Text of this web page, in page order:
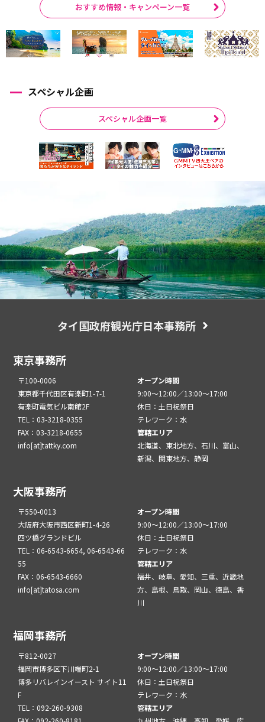
おすすめ情報・キャンペーン一覧
スペシャル企画
スペシャル企画一覧
タイ国政府観光庁日本事務所
東京事務所
〒100-0006
東京都千代田区有楽町1-7-1
有楽町電気ビル南館2F
TEL：03-3218-0355
FAX：03-3218-0655
info[at]tattky.com
オープン時間
9:00～12:00／13:00～17:00
休日：土日祝祭日
テレワーク：水
管轄エリア
北海道、東北地方、石川、富山、
新潟、関東地方、静岡
大阪事務所
〒550-0013
大阪府大阪市西区新町1-4-26
四ツ橋グランドビル
TEL：06-6543-6654, 06-6543-66
55
FAX：06-6543-6660
info[at]tatosa.com
オープン時間
9:00～12:00／13:00～17:00
休日：土日祝祭日
テレワーク：水
管轄エリア
福井、岐阜、愛知、三重、近畿地
方、島根、鳥取、岡山、徳島、香
川
福岡事務所
〒812-0027
福岡市博多区下川端町2-1
博多リバレインイースト サイト11
F
TEL：092-260-9308
オープン時間
9:00～12:00／13:00～17:00
休日：土日祝祭日
テレワーク：水
管轄エリア